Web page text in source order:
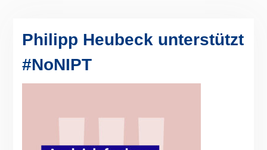
Philipp Heubeck unterstützt
#NoNIPT